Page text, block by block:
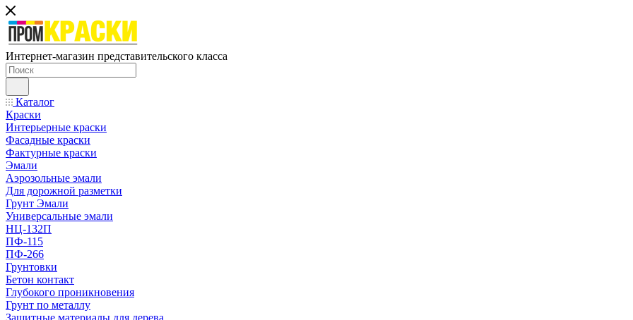
Интернет-магазин представительского класса
Каталог
Краски
Интерьерные краски
Фасадные краски
Фактурные краски
Эмали
Аэрозольные эмали
Для дорожной разметки
Грунт Эмали
Универсальные эмали
НЦ-132П
ПФ-115
ПФ-266
Грунтовки
Бетон контакт
Глубокого проникновения
Грунт по металлу
Защитные материалы для дерева